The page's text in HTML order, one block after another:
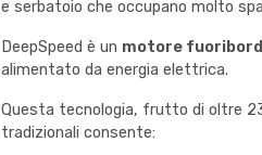
e serbatoio che occupano molto
DeepSpeed è un motore
alimentato da energia elettrica.
Questa tecnologia, frutto di oltre
tradizionali consente: